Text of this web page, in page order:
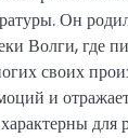
Он
Волги, где
своих
и
для